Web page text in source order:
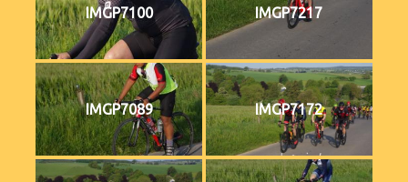
IMGP7100 IMGP7217
IMGP7089 IMGP7172